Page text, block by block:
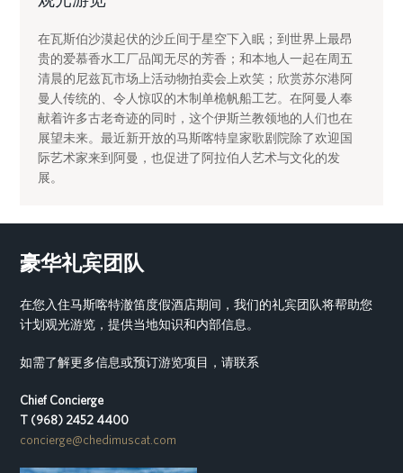
在瓦斯伯沙漠起伏的沙丘间于星空下入眠；到世界上最昂
贵的爱慕香水工厂品闻无尽的芳香；和本地人一起在周五
清晨的尼兹瓦市场上活动物拍卖会上欢笑；欣赏苏尔港阿
曼人传统的、令人惊叹的木制单桅帆船工艺。在阿曼人奉
献着许多古老奇迹的同时，这个伊斯兰教领地的人们也在
展望未来。最近新开放的马斯喀特皇家歌剧院除了欢迎国
际艺术家来到阿曼，也促进了阿拉伯人艺术与文化的发
展。
豪华礼宾团队
在您入住马斯喀特澈笛度假酒店期间，我们的礼宾团队将帮助您
计划观光游览，提供当地知识和内部信息。
如需了解更多信息或预订游览项目，请联系
Chief Concierge
T (968) 2452 4400
concierge@chedimuscat.com